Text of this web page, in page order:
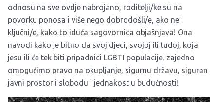
odnosu na sve ovdje nabrojano, roditelji/ke su na
povorku ponosa i više nego dobrodošli/e, ako ne i
ključni/e, kako to iduća sagovornica objašnjava! Ona
navodi kako je bitno da svoj djeci, svojoj ili tuđoj, koja
jesu ili će tek biti pripadnici LGBTI populacije, zajedno
omogućimo pravo na okupljanje, sigurnu državu, siguran
javni prostor i slobodu i jednakost u budućnosti!